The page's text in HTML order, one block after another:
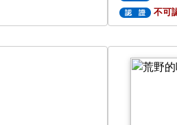
認 證 不可